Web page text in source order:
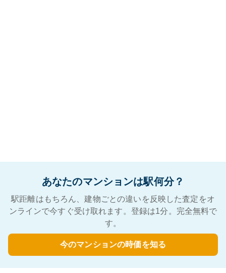
あなたのマンションは駅何分？
駅距離はもちろん、建物ごとの違いを反映した査定をオ
ンラインで今すぐ受け取れます。登録は1分。完全無料で
す。
今のマンションの時価を知る